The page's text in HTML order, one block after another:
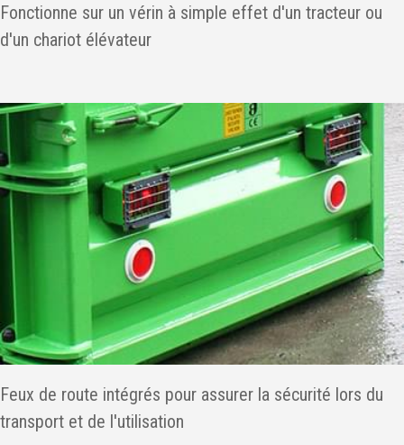
Fonctionne sur un vérin à simple effet d'un tracteur ou
d'un chariot élévateur
Feux de route intégrés pour assurer la sécurité lors du
transport et de l'utilisation